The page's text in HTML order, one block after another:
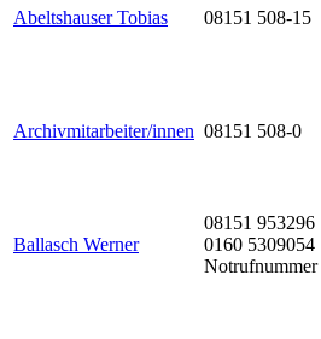
Abeltshauser Tobias 08151 508-15
Archivmitarbeiter/innen 08151 508-0
Ballasch Werner
08151 953296
0160 5309054
Notrufnummer